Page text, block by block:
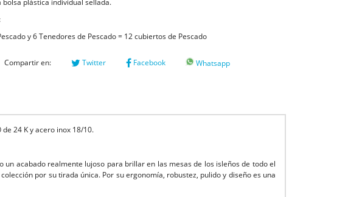
bolsa plástica individual sellada.
y 6 Tenedores de Pescado = 12 cubiertos de Pescado
Compartir en: Twitter Facebook Whatsapp
de 24 K y acero inox 18/10.
acabado realmente lujoso para brillar en las mesas de los isleños de todo el
por su tirada única. Por su ergonomía, robustez, pulido y diseño es una